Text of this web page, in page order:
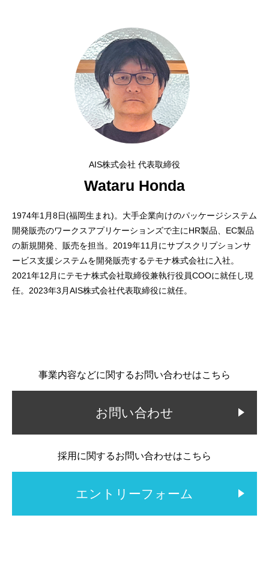
AIS株式会社 代表取締役
Wataru Honda
1974年1月8日(福岡生まれ)。大手企業向けのパッケージシステム
開発販売のワークスアプリケーションズで主にHR製品、EC製品
の新規開発、販売を担当。2019年11月にサブスクリプションサ
ービス支援システムを開発販売するテモナ株式会社に入社。
2021年12月にテモナ株式会社取締役兼執行役員COOに就任し現
任。2023年3月AIS株式会社代表取締役に就任。
事業内容などに関するお問い合わせはこちら
お問い合わせ
採用に関するお問い合わせはこちら
エントリーフォーム